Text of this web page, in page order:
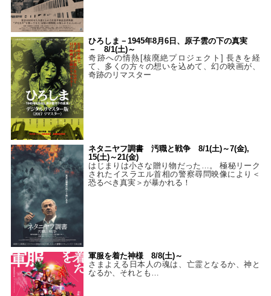
ひろしま－1945年8月6日、原子雲の下の真実
－ 8/1(土)～
奇跡への情熱[核廃絶プロジェクト] 長きを経
て、多くの方々の想いを込めて、幻の映画が、
奇跡のリマスター
ネタニヤフ調書 汚職と戦争 8/1(土)～7(金),
15(土)～21(金)
はじまりは小さな贈り物だった…。 極秘リーク
されたイスラエル首相の警察尋問映像により＜
恐るべき真実＞が暴かれる！
軍服を着た神様 8/8(土)～
さまよえる日本人の魂は、亡霊となるか、神と
なるか、それとも…